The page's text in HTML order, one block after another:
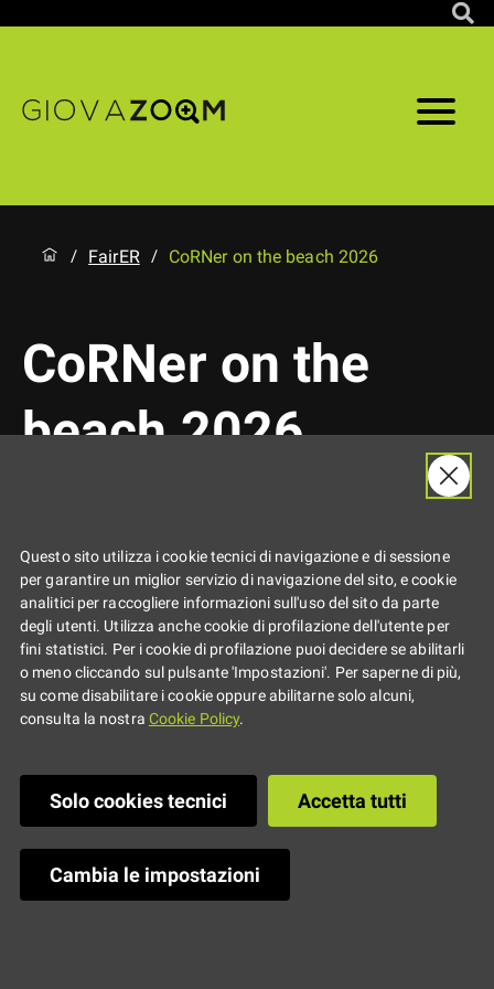
/ FairER / CoRNer on the beach 2026
CoRNer on the
beach 2026
Due appuntamenti per parlare di
relazioni, digitale, sport e
benessere
Questo sito utilizza i cookie tecnici di navigazione e di sessione
per garantire un miglior servizio di navigazione del sito, e cookie
analitici per raccogliere informazioni sull'uso del sito da parte
degli utenti. Utilizza anche cookie di profilazione dell'utente per
fini statistici. Per i cookie di profilazione puoi decidere se abilitarli
o meno cliccando sul pulsante 'Impostazioni'. Per saperne di più,
su come disabilitare i cookie oppure abilitarne solo alcuni,
consulta la nostra Cookie Policy.
Solo cookies tecnici Accetta tutti
Cambia le impostazioni